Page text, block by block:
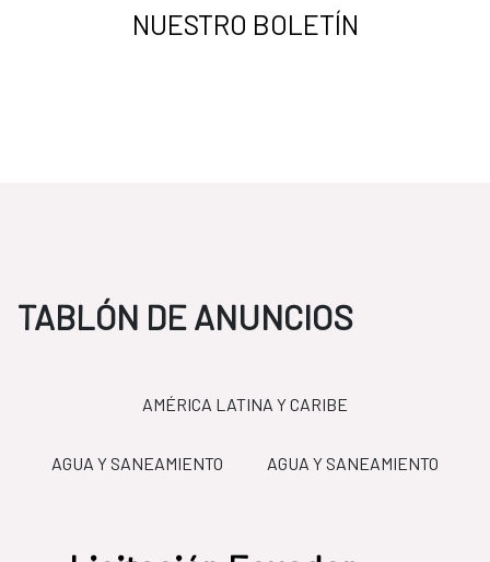
NUESTRO BOLETÍN
TABLÓN DE ANUNCIOS
AMÉRICA LATINA Y CARIBE
AGUA Y SANEAMIENTO AGUA Y SANEAMIENTO